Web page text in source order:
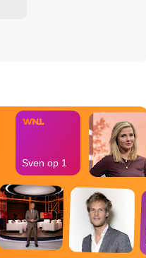
Sven op 1